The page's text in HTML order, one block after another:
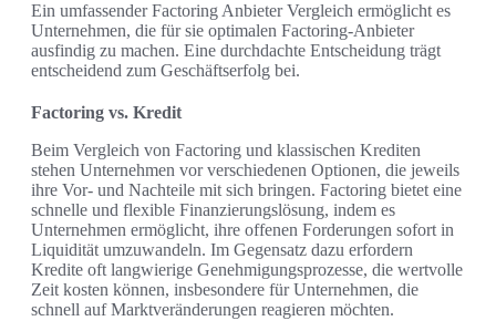
Ein umfassender Factoring Anbieter Vergleich ermöglicht es
Unternehmen, die für sie optimalen Factoring-Anbieter
ausfindig zu machen. Eine durchdachte Entscheidung trägt
entscheidend zum Geschäftserfolg bei.
Factoring vs. Kredit
Beim Vergleich von Factoring und klassischen Krediten
stehen Unternehmen vor verschiedenen Optionen, die jeweils
ihre Vor- und Nachteile mit sich bringen. Factoring bietet eine
schnelle und flexible Finanzierungslösung, indem es
Unternehmen ermöglicht, ihre offenen Forderungen sofort in
Liquidität umzuwandeln. Im Gegensatz dazu erfordern
Kredite oft langwierige Genehmigungsprozesse, die wertvolle
Zeit kosten können, insbesondere für Unternehmen, die
schnell auf Marktveränderungen reagieren möchten.